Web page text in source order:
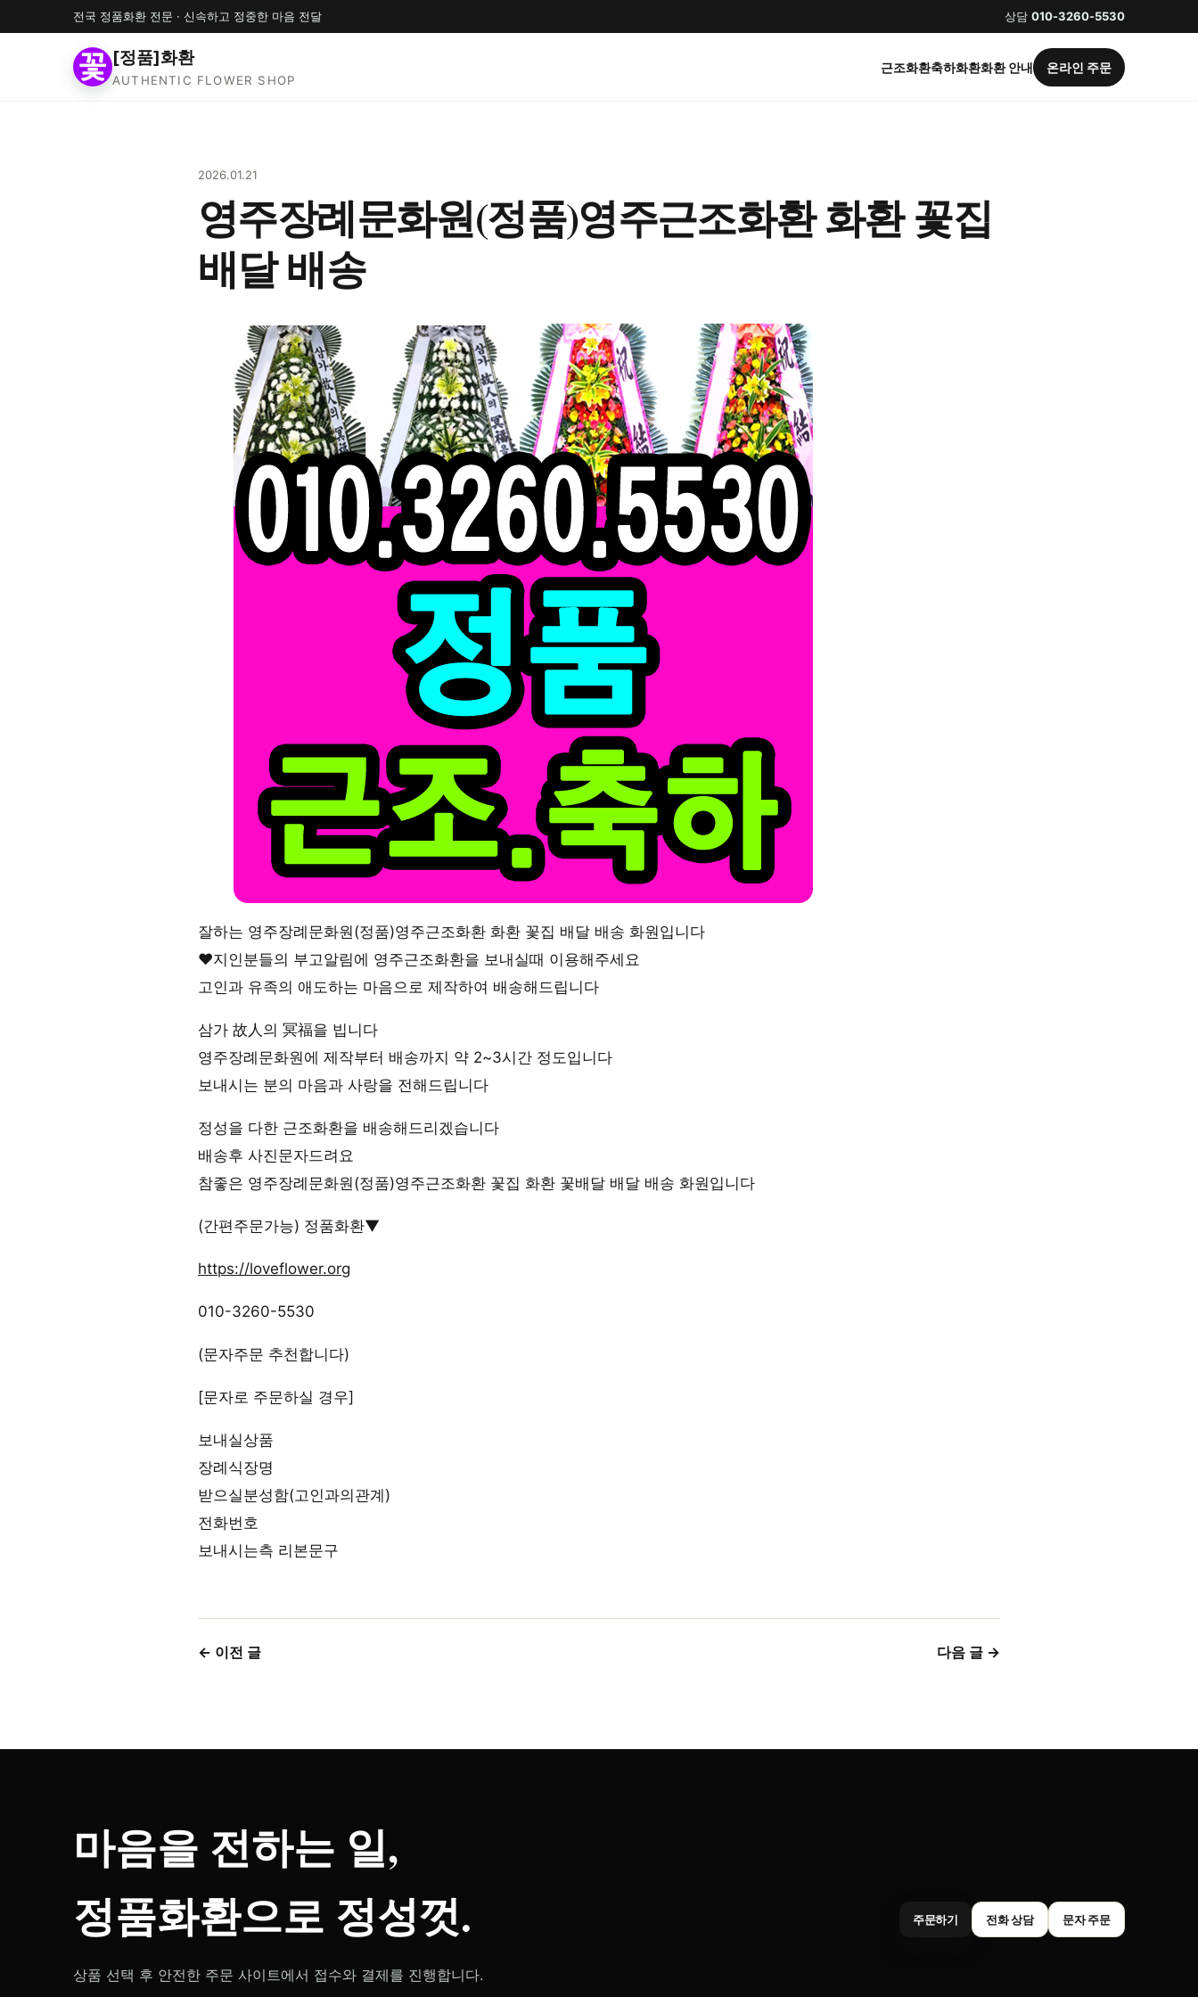
전국 정품화환 전문 · 신속하고 정중한 마음 전달 상담 010-3260-5530
[정품]화환
AUTHENTIC FLOWER SHOP
근조화환축하화환화환 안내 온라인 주문
2026.01.21
영주장례문화원(정품)영주근조화환 화환 꽃집
배달 배송
잘하는 영주장례문화원(정품)영주근조화환 화환 꽃집 배달 배송 화원입니다
♥지인분들의 부고알림에 영주근조화환을 보내실때 이용해주세요
고인과 유족의 애도하는 마음으로 제작하여 배송해드립니다
삼가 故人의 冥福을 빕니다
영주장례문화원에 제작부터 배송까지 약 2~3시간 정도입니다
보내시는 분의 마음과 사랑을 전해드립니다
정성을 다한 근조화환을 배송해드리겠습니다
배송후 사진문자드려요
참좋은 영주장례문화원(정품)영주근조화환 꽃집 화환 꽃배달 배달 배송 화원입니다
(간편주문가능) 정품화환▼
https://loveflower.org
010-3260-5530
(문자주문 추천합니다)
[문자로 주문하실 경우]
보내실상품
장례식장명
받으실분성함(고인과의관계)
전화번호
보내시는측 리본문구
← 이전 글 다음 글 →
마음을 전하는 일,
정품화환으로 정성껏.
상품 선택 후 안전한 주문 사이트에서 접수와 결제를 진행합니다.
주문하기 전화 상담 문자 주문